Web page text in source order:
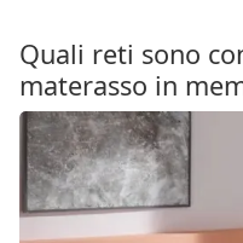
Quali reti sono
materasso in